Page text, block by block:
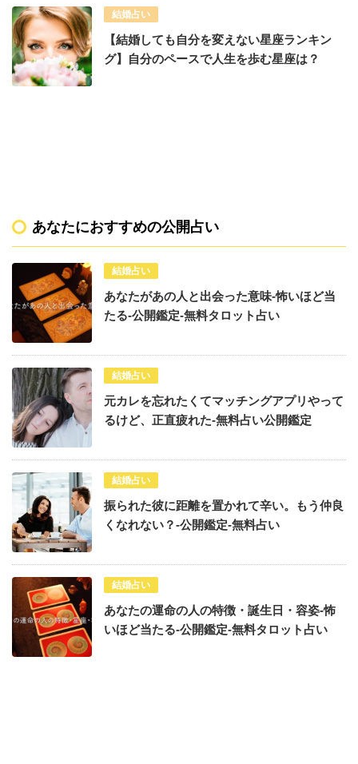
結婚占い
【結婚しても自分を変えない星座ランキン
グ】自分のペースで人生を歩む星座は？
あなたにおすすめの公開占い
結婚占い
あなたがあの人と出会った意味-怖いほど当
たる-公開鑑定-無料タロット占い
結婚占い
元カレを忘れたくてマッチングアプリやって
るけど、正直疲れた-無料占い公開鑑定
結婚占い
振られた彼に距離を置かれて辛い。もう仲良
くなれない？-公開鑑定-無料占い
結婚占い
あなたの運命の人の特徴・誕生日・容姿-怖
いほど当たる-公開鑑定-無料タロット占い